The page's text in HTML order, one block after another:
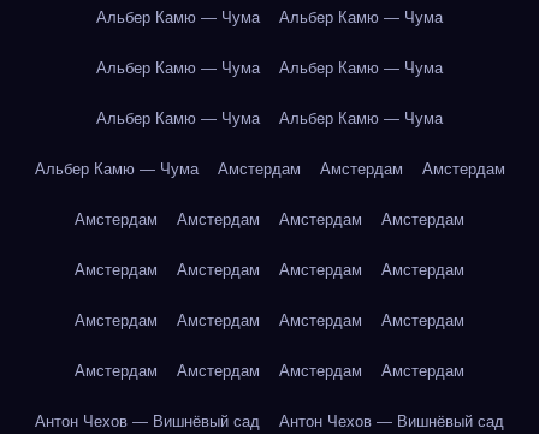
Альбер Камю — Чума Альбер Камю — Чума
Альбер Камю — Чума Альбер Камю — Чума
Альбер Камю — Чума Альбер Камю — Чума
Альбер Камю — Чума Амстердам Амстердам Амстердам
Амстердам Амстердам Амстердам Амстердам
Амстердам Амстердам Амстердам Амстердам
Амстердам Амстердам Амстердам Амстердам
Амстердам Амстердам Амстердам Амстердам
Антон Чехов — Вишнёвый сад Антон Чехов — Вишнёвый сад